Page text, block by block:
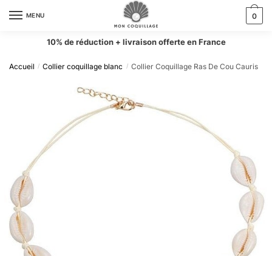
MENU 0
10% de réduction + livraison offerte en France
Accueil / Collier coquillage blanc / Collier Coquillage Ras De Cou Cauris